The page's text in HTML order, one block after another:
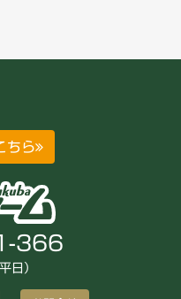
ちら
366
日）